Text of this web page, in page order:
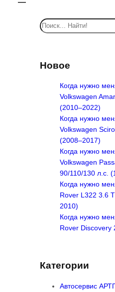
S
e
c
Новое
Когда нужно
Volkswagen
(2010–2022)
Когда нужно
Volkswagen
(2008–2017)
Когда нужно
Volkswagen
90/110/130 л.с.
Когда нужно
Rover L322 3.6
2010)
Когда нужно
Rover Discovery
Категории
Автосервис